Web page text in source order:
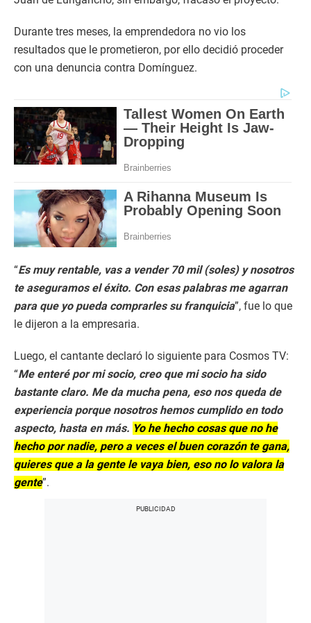
Durante tres meses, la emprendedora no vio los
resultados que le prometieron, por ello decidió proceder
con una denuncia contra Domínguez.
“Es muy rentable, vas a vender 70 mil (soles) y nosotros
te aseguramos el éxito. Con esas palabras me agarran
para que yo pueda comprarles su franquicia”, fue lo que
le dijeron a la empresaria.
Luego, el cantante declaró lo siguiente para Cosmos TV:
“Me enteré por mi socio, creo que mi socio ha sido
bastante claro. Me da mucha pena, eso nos queda de
experiencia porque nosotros hemos cumplido en todo
aspecto, hasta en más. Yo he hecho cosas que no he
hecho por nadie, pero a veces el buen corazón te gana,
quieres que a la gente le vaya bien, eso no lo valora la
gente”.